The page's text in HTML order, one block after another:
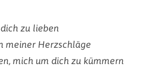
zu lieben
meiner Herzschläge
mich um dich zu kümmern